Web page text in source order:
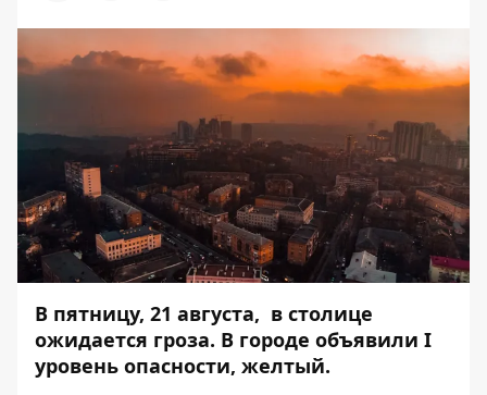
В пятницу, 21 августа, в столице
ожидается гроза. В городе объявили I
уровень опасности, желтый.